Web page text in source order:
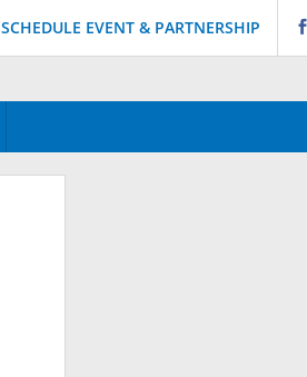
SCHEDULE EVENT & PARTNERSHIP